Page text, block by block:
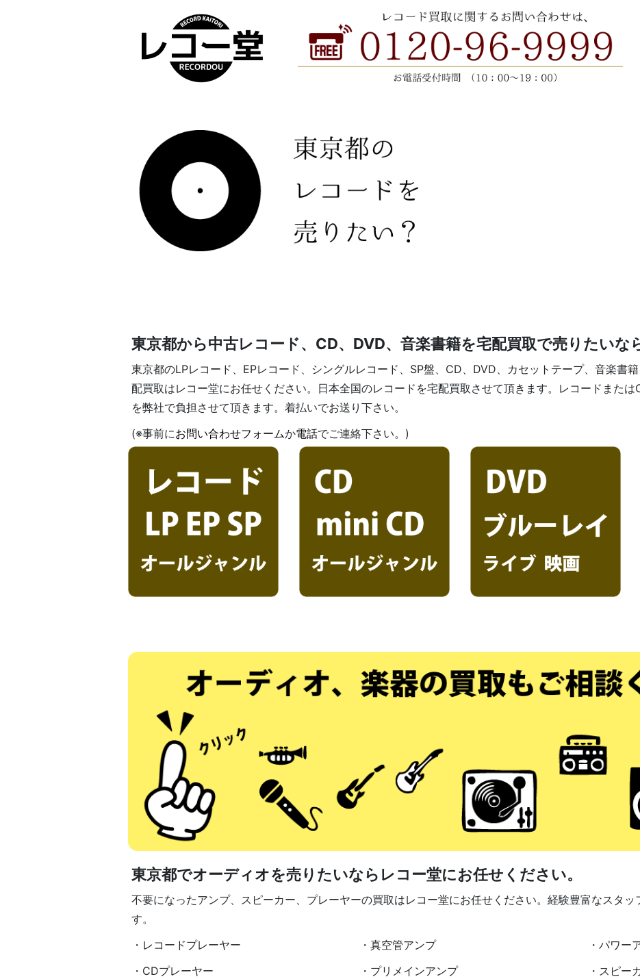
東京都から中古レコード、CD、DVD、音楽書籍を宅配買取で売りたいな
東京都のLPレコード、EPレコード、シングルレコード、SP盤、CD、DVD、カセットテープ、音楽書
配買取はレコー堂にお任せください。日本全国のレコードを宅配買取させて頂きます。レコードまた
を弊社で負担させて頂きます。着払いでお送り下さい。
(※事前にお問い合わせフォームか電話でご連絡下さい。)
東京都でオーディオを売りたいならレコー堂にお任せください。
不要になったアンプ、スピーカー、プレーヤーの買取はレコー堂にお任せください。経験豊富なスタッ
す。
・レコードプレーヤー
・CDプレーヤー
・真空管アンプ
・プリメインアンプ
・パワー
・スピー